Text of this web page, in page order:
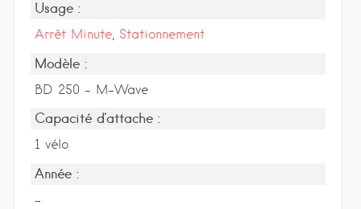
Usage :
Arrêt Minute, Stationnement
Modèle :
BD 250 - M-Wave
Capacité d'attache :
1 vélo
Année :
-